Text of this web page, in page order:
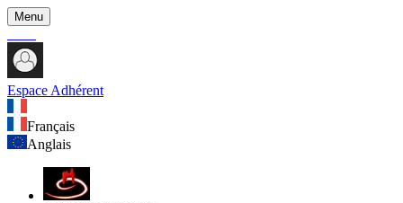
Menu
Espace Adhérent
Français
Anglais